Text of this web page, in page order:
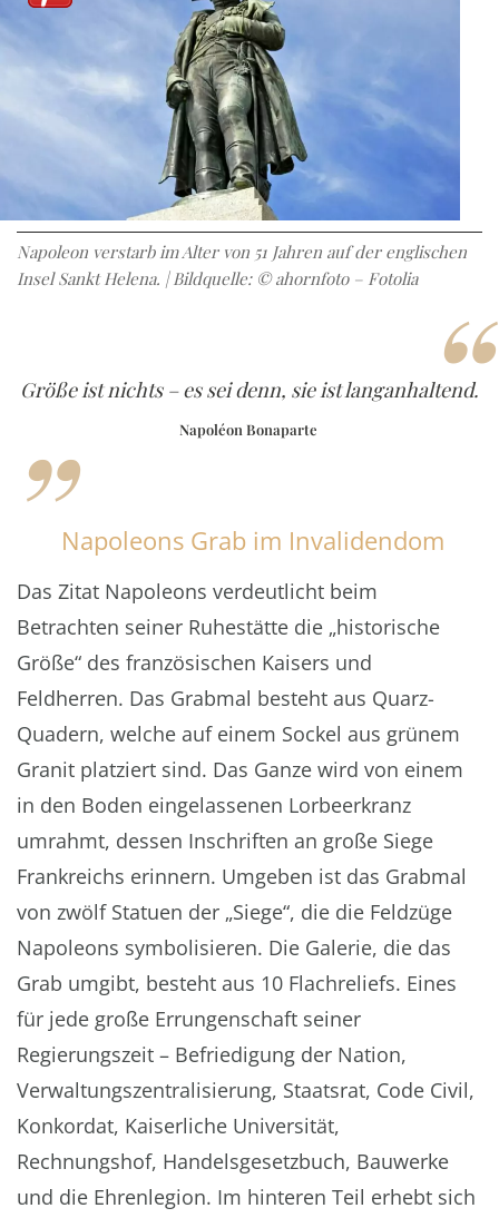
Napoleon verstarb im Alter von 51 Jahren auf der englischen
Insel Sankt Helena. | Bildquelle: © ahornfoto – Fotolia“
„
Größe ist nichts – es sei denn, sie ist langanhaltend.
Napoléon Bonaparte
Napoleons Grab im Invalidendom
Das Zitat Napoleons verdeutlicht beim
Betrachten seiner Ruhestätte die „historische
Größe“ des französischen Kaisers und
Feldherren. Das Grabmal besteht aus Quarz-
Quadern, welche auf einem Sockel aus grünem
Granit platziert sind. Das Ganze wird von einem
in den Boden eingelassenen Lorbeerkranz
umrahmt, dessen Inschriften an große Siege
Frankreichs erinnern. Umgeben ist das Grabmal
von zwölf Statuen der „Siege“, die die Feldzüge
Napoleons symbolisieren. Die Galerie, die das
Grab umgibt, besteht aus 10 Flachreliefs. Eines
für jede große Errungenschaft seiner
Regierungszeit – Befriedigung der Nation,
Verwaltungszentralisierung, Staatsrat, Code Civil,
Konkordat, Kaiserliche Universität,
Rechnungshof, Handelsgesetzbuch, Bauwerke
und die Ehrenlegion. Im hinteren Teil erhebt sich